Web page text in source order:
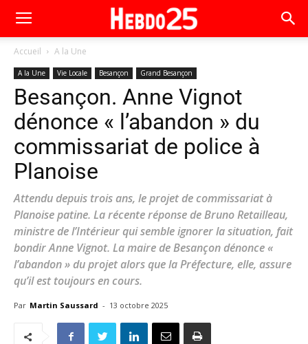
Accueil A la Une
A la Une Vie Locale Besançon Grand Besançon
Besançon. Anne Vignot
dénonce « l’abandon » du
commissariat de police à
Planoise
Attendu depuis trois ans, le projet de commissariat à
Planoise patine. La récente réponse de Bruno Retailleau,
ministre de l’Intérieur qui semble ignorer la situation, fait
bondir Anne Vignot. La maire de Besançon dénonce «
l’abandon » du projet alors que la Préfecture, elle, assure
qu’il est toujours en cours.
Par Martin Saussard - 13 octobre 2025